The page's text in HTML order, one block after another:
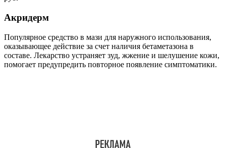
Акридерм
Популярное средство в мази для наружного использования,
оказывающее действие за счет наличия бетаметазона в
составе. Лекарство устраняет зуд, жжение и шелушение кожи,
помогает предупредить повторное появление симптоматики.